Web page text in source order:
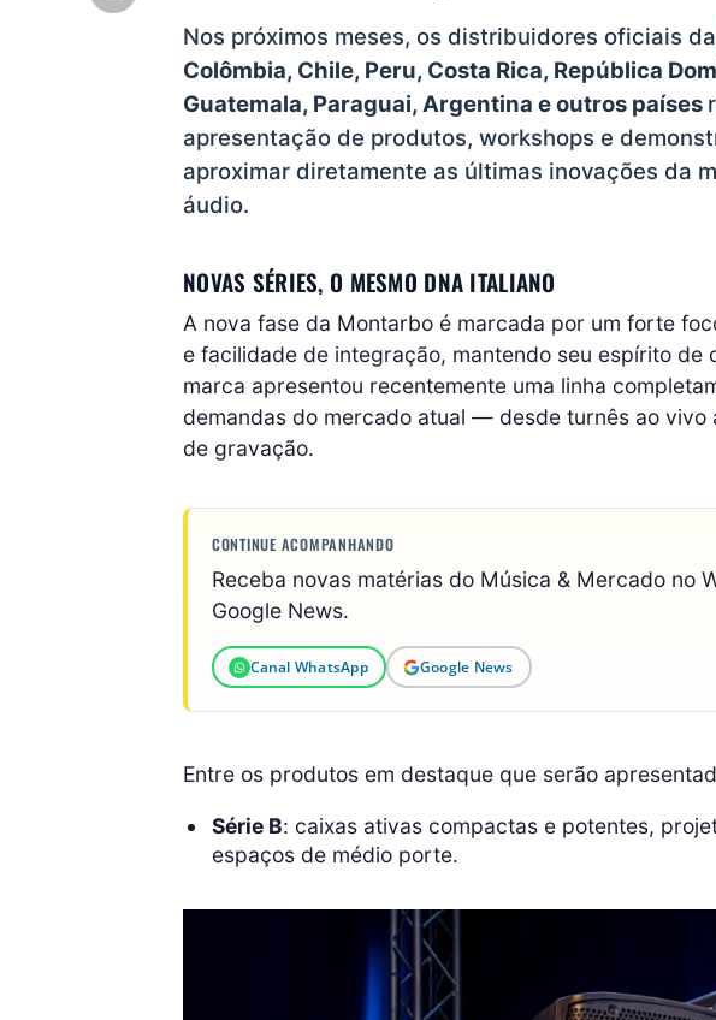
Nos próximos meses, os distribuidores oficiais da
Colômbia, Chile, Peru, Costa Rica, República
Guatemala, Paraguai, Argentina e outros países
apresentação de produtos, workshops e
aproximar diretamente as últimas inovações da
áudio.
NOVAS SÉRIES, O MESMO DNA ITALIANO
A nova fase da Montarbo é marcada por um forte
e facilidade de integração, mantendo seu espírito de
marca apresentou recentemente uma linha
demandas do mercado atual — desde turnês ao vivo
de gravação.
CONTINUE ACOMPANHANDO
Receba novas matérias do Música & Mercado no
Google News.
Canal WhatsApp Google News
Entre os produtos em destaque que serão
Série B: caixas ativas compactas e potentes,
espaços de médio porte.